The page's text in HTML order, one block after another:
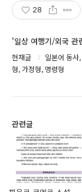
28
'일상 여행기/외국 관
현재글
일본어 동사
형, 가정형, 명령형
관련글